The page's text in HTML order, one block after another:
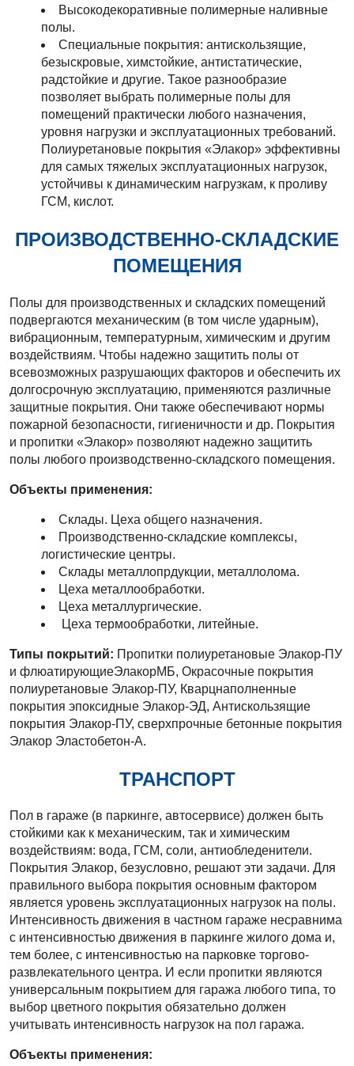
Высокодекоративные полимерные наливные
полы.
Специальные покрытия: антискользящие,
безыскровые, химстойкие, антистатические,
радстойкие и другие. Такое разнообразие
позволяет выбрать полимерные полы для
помещений практически любого назначения,
уровня нагрузки и эксплуатационных требований.
Полиуретановые покрытия «Элакор» эффективны
для самых тяжелых эксплуатационных нагрузок,
устойчивы к динамическим нагрузкам, к проливу
ГСМ, кислот.
ПРОИЗВОДСТВЕННО-СКЛАДСКИЕ
ПОМЕЩЕНИЯ
Полы для производственных и складских помещений
подвергаются механическим (в том числе ударным),
вибрационным, температурным, химическим и другим
воздействиям. Чтобы надежно защитить полы от
всевозможных разрушающих факторов и обеспечить их
долгосрочную эксплуатацию, применяются различные
защитные покрытия. Они также обеспечивают нормы
пожарной безопасности, гигиеничности и др. Покрытия
и пропитки «Элакор» позволяют надежно защитить
полы любого производственно-складского помещения.
Объекты применения:
Склады. Цеха общего назначения.
Производственно-складские комплексы,
логистические центры.
Склады металлопрдукции, металлолома.
Цеха металлообработки.
Цеха металлургические.
Цеха термообработки, литейные.
Типы покрытий: Пропитки полиуретановые Элакор-ПУ
и флюатирующиеЭлакорМБ, Окрасочные покрытия
полиуретановые Элакор-ПУ, Кварцнаполненные
покрытия эпоксидные Элакор-ЭД, Антискользящие
покрытия Элакор-ПУ, сверхпрочные бетонные покрытия
Элакор Эластобетон-А.
ТРАНСПОРТ
Пол в гараже (в паркинге, автосервисе) должен быть
стойкими как к механическим, так и химическим
воздействиям: вода, ГСМ, соли, антиобледенители.
Покрытия Элакор, безусловно, решают эти задачи. Для
правильного выбора покрытия основным фактором
является уровень эксплуатационных нагрузок на полы.
Интенсивность движения в частном гараже несравнима
с интенсивностью движения в паркинге жилого дома и,
тем более, с интенсивностью на парковке торгово-
развлекательного центра. И если пропитки являются
универсальным покрытием для гаража любого типа, то
выбор цветного покрытия обязательно должен
учитывать интенсивность нагрузок на пол гаража.
Объекты применения: